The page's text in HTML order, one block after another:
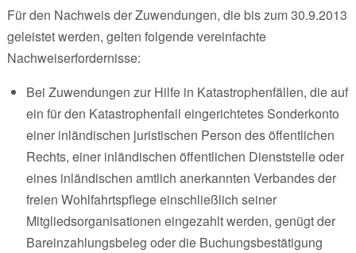
Für den Nachweis der Zuwendungen, die bis zum 30.9.2013
geleistet werden, gelten folgende vereinfachte
Nachweiserfordernisse:
Bei Zuwendungen zur Hilfe in Katastrophenfällen, die auf
ein für den Katastrophenfall eingerichtetes Sonderkonto
einer inländischen juristischen Person des öffentlichen
Rechts, einer inländischen öffentlichen Dienststelle oder
eines inländischen amtlich anerkannten Verbandes der
freien Wohlfahrtspflege einschließlich seiner
Mitgliedsorganisationen eingezahlt werden, genügt der
Bareinzahlungsbeleg oder die Buchungsbestätigung